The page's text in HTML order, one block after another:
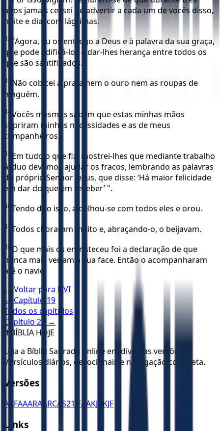
anos jamais cessei de advertir a cada um de vocês disso,
noite e dia, com lágrimas.
32 "Agora, eu os entrego a Deus e à palavra da sua graça,
que pode edificá-los e dar-lhes herança entre todos os
que são santificados.
33 Não cobicei a prata nem o ouro nem as roupas de
ninguém.
34 Vocês mesmos sabem que estas minhas mãos
supriram minhas necessidades e as de meus
companheiros.
35 Em tudo o que fiz, mostrei-lhes que mediante trabalho
árduo devemos ajudar os fracos, lembrando as palavras
do próprio Senhor Jesus, que disse: ‘Há maior felicidade
em dar do que em receber’ ".
36 Tendo dito isso, ajoelhou-se com todos eles e orou.
37 Todos choraram muito e, abraçando-o, o beijavam.
38 O que mais os entristeceu foi a declaração de que
nunca mais veriam a sua face. Então o acompanharam
até o navio.
← Voltar para NVI
← Capítulo 19
Todos os capítulos
Capítulo 21
→
✝️ BÍBLIA HOJE
Leia a Bíblia Sagrada online em diversas versões.
Versículos diários, devocionais e navegação completa.
Versões
ACFAAARA ARCAS21 JFAAKJA KJF
Links